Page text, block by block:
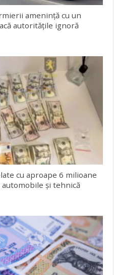
amenință cu un
autoritățile ignoră
cu aproape 6 milioane
și tehnică